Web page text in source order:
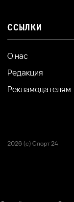
ССЫЛКИ
О нас
Редакция
Рекламодателям
2026 (с) Спорт 24